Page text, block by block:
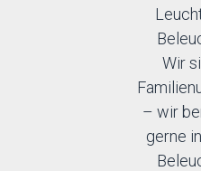
Wir
– wir
gerne